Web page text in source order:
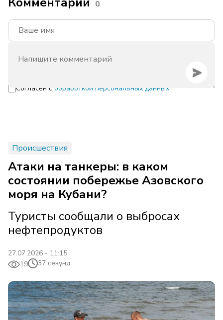
0
Согласен с обработкой персональных данных
Происшествия
Атаки на танкеры: в каком
состоянии побережье Азовского
моря на Кубани?
Туристы сообщали о выбросах
нефтепродуктов
27.07.2026 - 11:15
19
37 секунд